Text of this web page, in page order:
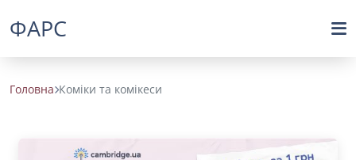
ФАРС
Головна Коміки та комікеси